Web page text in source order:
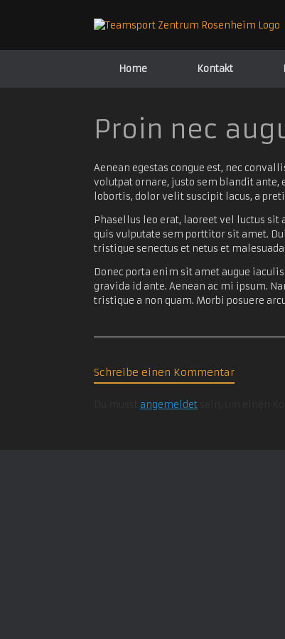
Home Kontakt
Proin nec
Aenean egestas congue est, nec
volutpat ornare, justo sem blandit ante,
lobortis, dolor velit suscipit lacus, a
Phasellus leo erat, laoreet vel luctus
quis vulputate sem porttitor sit amet.
tristique senectus et netus et
Donec porta enim sit amet augue
gravida id ante. Aenean ac mi ipsum.
tristique a non quam. Morbi posuere
Schreibe einen Kommentar
angemeldet